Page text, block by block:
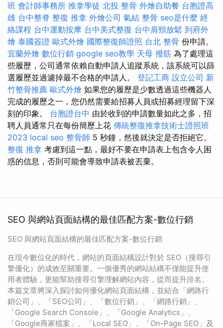
班 會計師事務所 推拿學徒 北投 整骨 外燴自助餐 台胞證高
雄 台中整脊 整復 推拿 外燴公司 氣結 整骨 seo是什麼 經
絡課程 台中運動按摩 台中美式整復 台中肩頸放鬆 到府外
燴 泰國簽證 歐式外燴 國際整復師證照 台北 整骨 份申請。
宜蘭外燴 數位行銷 google seo教學 天母 撥筋 為了處理這
些履歷，公司通常依賴自動申請人追蹤系統，該系統可以篩
選履歷並過濾掉最不合格的申請人。 登記工商 設立公司 新
竹整骨推薦 歐式外燴 如果您的履歷是少數透過這些機器人
完成的履歷之一，您仍然需要給招募人員或招募經理留下深
刻的印象。 台胞證台中 由於收到的申請數量如此之多，招
聘人員通常只在每份簡歷上花 傳統整復推拿技術士證照班
2023 local seo 整骨師 5 秒鐘，然後就決定是否拒絕它。
整復 推拿 考慮到這一點，最好不要在申請表上包含令人困
惑的信息，否則可能會導致申請表被丟棄。
SEO 與網站頁面結構的最佳匹配方案-數位行銷
SEO 與網站頁面結構的最佳匹配方案-數位行銷
在現今數位化的時代，網站的頁面結構設計對於 SEO（搜尋引
擎優化）的成效至關重要。一個優秀的網站結構不僅能提升使
用者體驗，更能幫助搜尋引擎理解網站內容，從而提升排名。
本篇文章將深入探討如何優化網站頁面結構，並結合「網路行
銷公司」、「SEO公司」、「數位行銷」、「網路行銷」、
「Google Search Console」、「Google Analytics」、
「Google商家檔案」、「Local SEO」、「On-Page SEO」及